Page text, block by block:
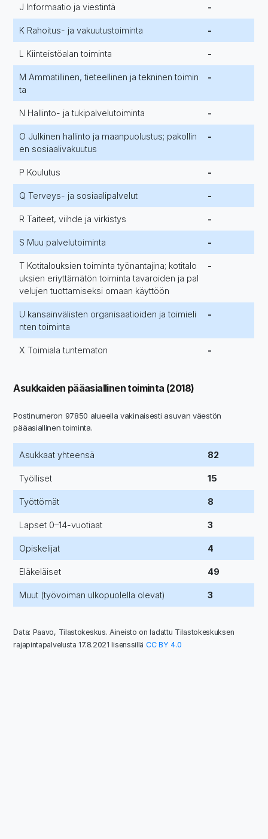
J Informaatio ja viestintä -
K Rahoitus- ja vakuutustoiminta -
L Kiinteistöalan toiminta -
M Ammatillinen, tieteellinen ja tekninen toimin
ta
-
N Hallinto- ja tukipalvelutoiminta -
O Julkinen hallinto ja maanpuolustus; pakollin
en sosiaalivakuutus
-
P Koulutus -
Q Terveys- ja sosiaalipalvelut -
R Taiteet, viihde ja virkistys -
S Muu palvelutoiminta -
T Kotitalouksien toiminta työnantajina; kotitalo
uksien eriyttämätön toiminta tavaroiden ja pal
velujen tuottamiseksi omaan käyttöön
-
U kansainvälisten organisaatioiden ja toimieli
nten toiminta
-
X Toimiala tuntematon -
Asukkaiden pääasiallinen toiminta (2018)
Postinumeron 97850 alueella vakinaisesti asuvan väestön
pääasiallinen toiminta.
Asukkaat yhteensä 82
Työlliset 15
Työttömät 8
Lapset 0–14-vuotiaat 3
Opiskelijat 4
Eläkeläiset 49
Muut (työvoiman ulkopuolella olevat) 3
Data: Paavo, Tilastokeskus. Aineisto on ladattu Tilastokeskuksen
rajapintapalvelusta 17.8.2021 lisenssillä CC BY 4.0